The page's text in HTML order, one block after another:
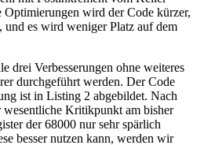
Optimierungen wird der Code kürzer,
und es wird weniger Platz auf dem
drei Verbesserungen ohne weiteres
durchgeführt werden. Der Code
ist in Listing 2 abgebildet. Nach
wesentliche Kritikpunkt am bisher
der 68000 nur sehr spärlich
besser nutzen kann, werden wir